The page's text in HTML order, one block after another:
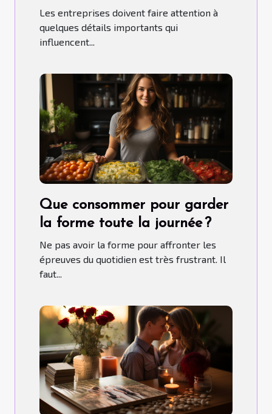
Les entreprises doivent faire attention à
quelques détails importants qui
influencent...
Que consommer pour garder
la forme toute la journée ?
Ne pas avoir la forme pour affronter les
épreuves du quotidien est très frustrant. Il
faut...